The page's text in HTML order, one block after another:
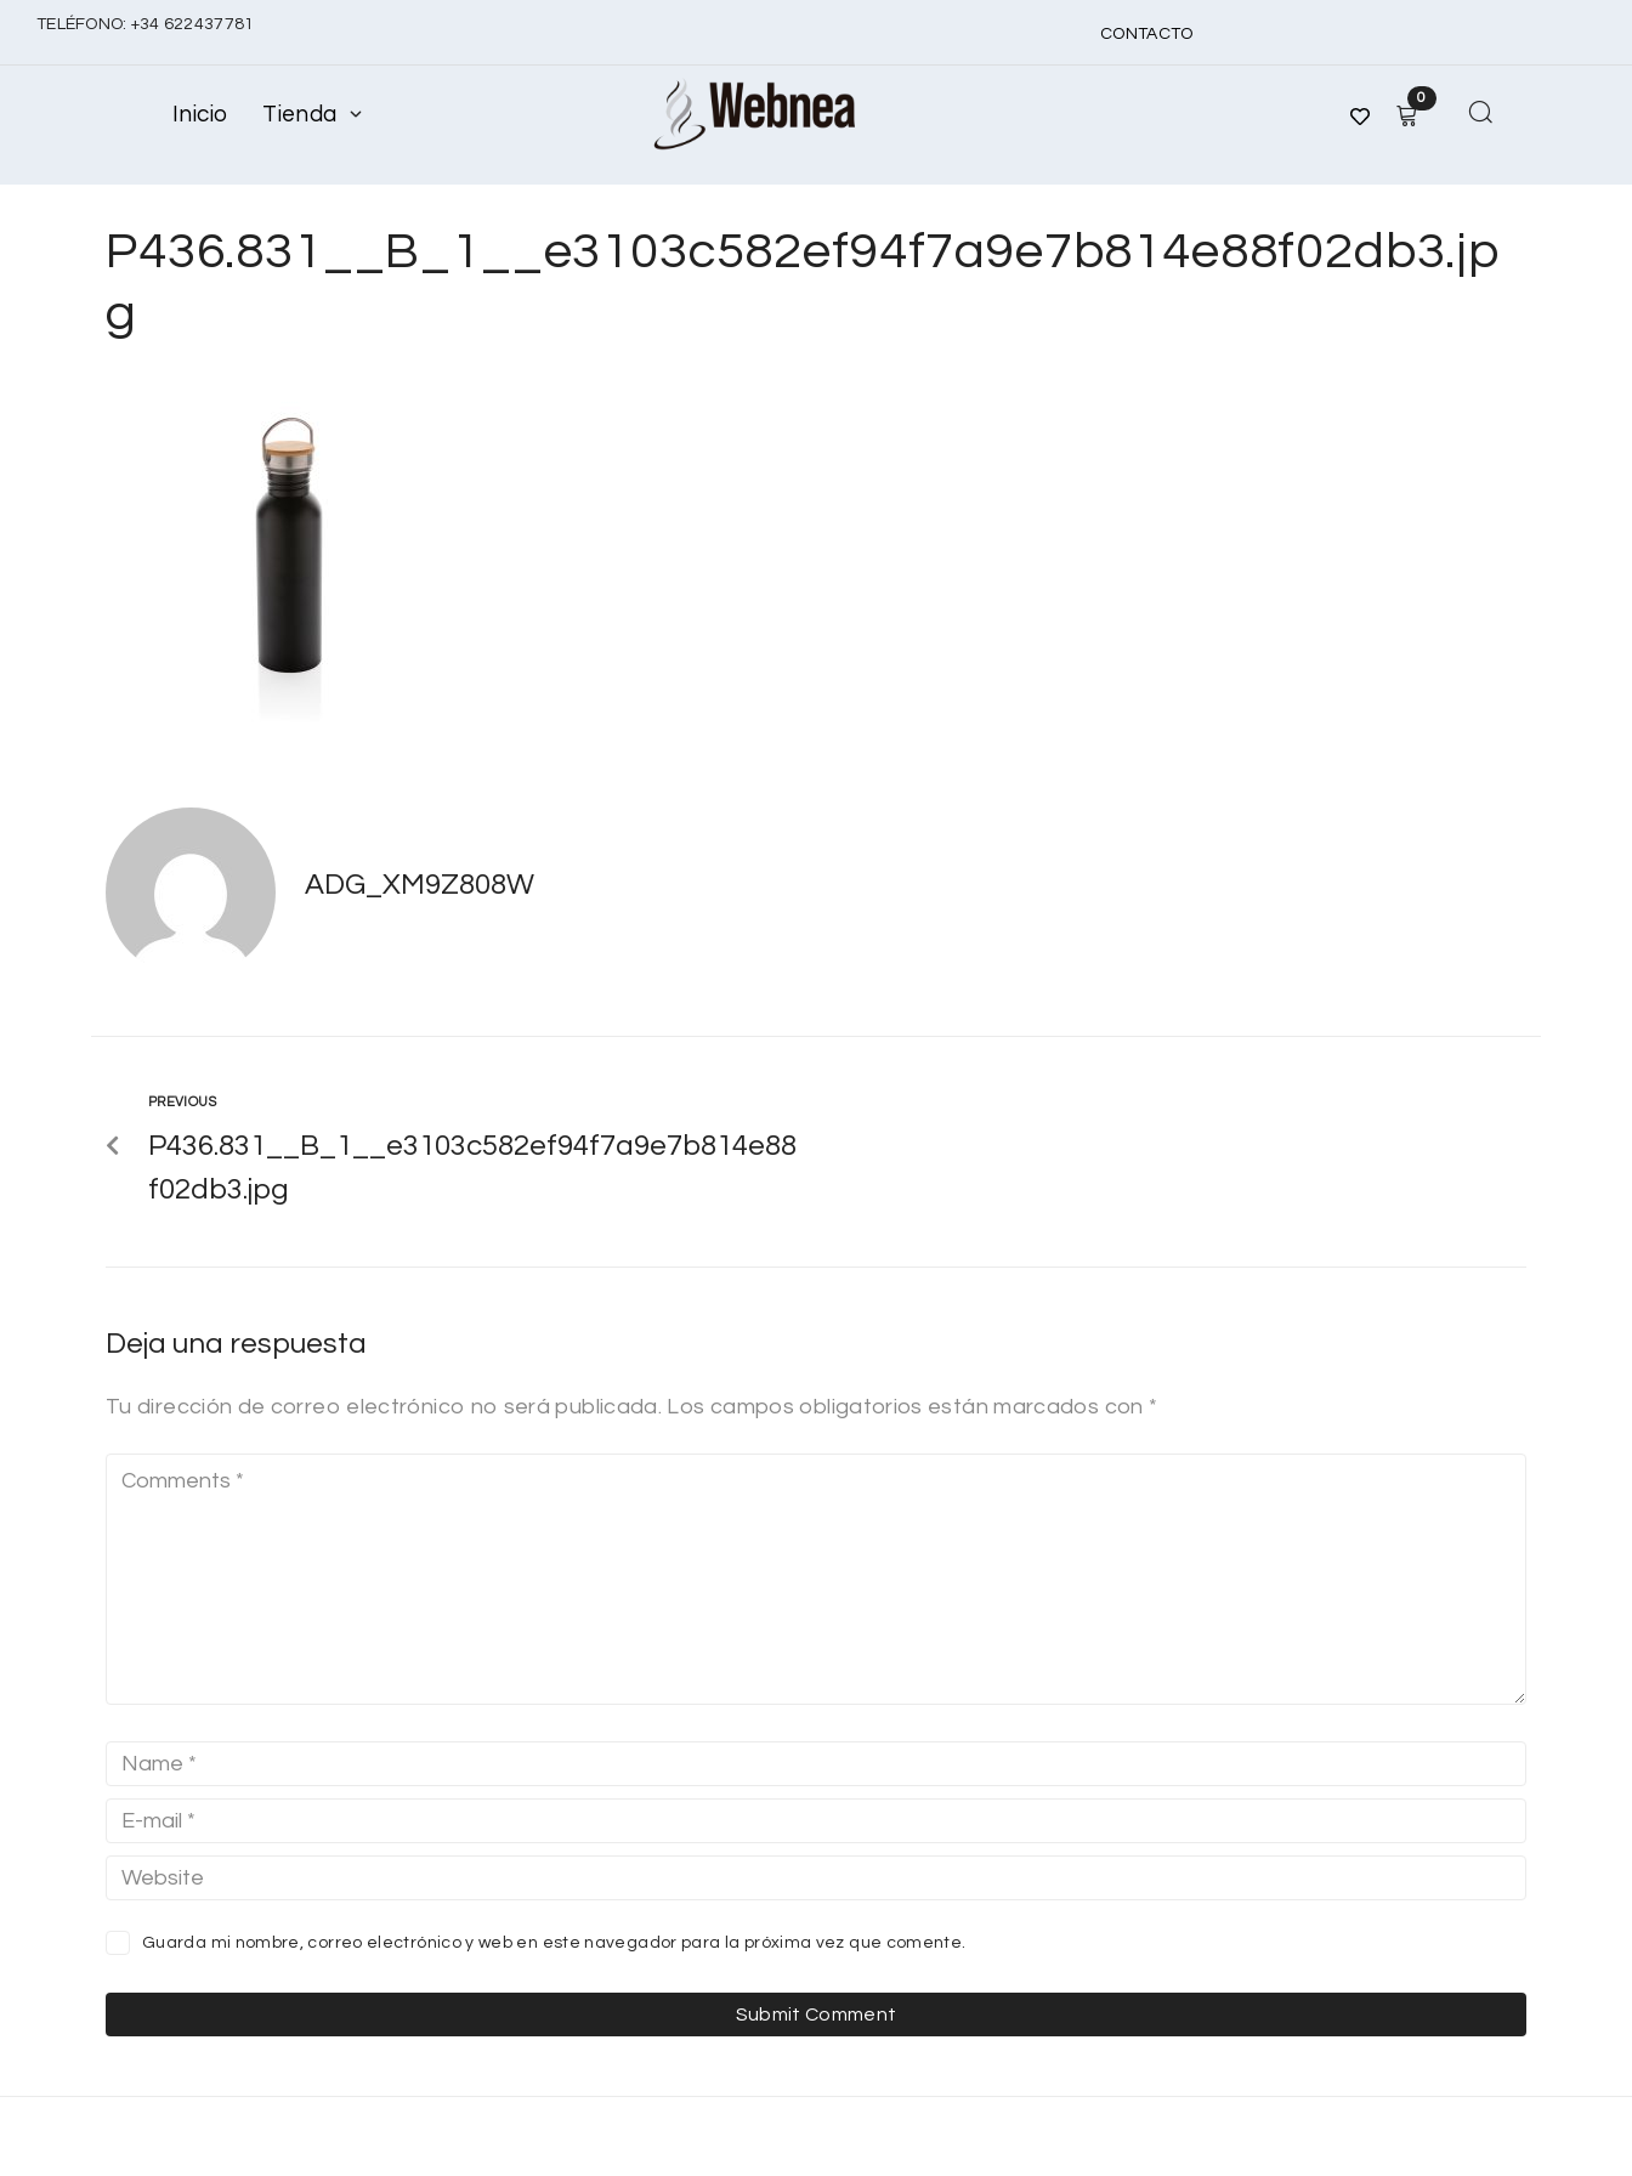
TELÉFONO: +34 622437781
CONTACTO
Inicio Tienda
0
P436.831__B_1__e3103c582ef94f7a9e7b814e88f02db3.jp
g
ADG_XM9Z808W
PREVIOUS
P436.831__B_1__e3103c582ef94f7a9e7b814e88
f02db3.jpg
Deja una respuesta
Tu dirección de correo electrónico no será publicada. Los campos obligatorios están marcados con *
Guarda mi nombre, correo electrónico y web en este navegador para la próxima vez que comente.